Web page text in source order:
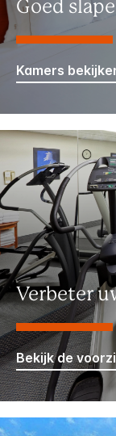
Goed
Kamers
Verbeter
Bekijk de